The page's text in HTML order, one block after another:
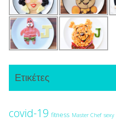
Ετικέτες
covid-19 fitness Master Chef sexy